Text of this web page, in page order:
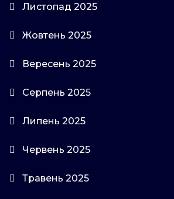
Листопад 2025
Жовтень 2025
Вересень 2025
Серпень 2025
Липень 2025
Червень 2025
Травень 2025